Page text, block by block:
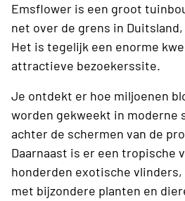
Emsflower is een groot
net over de grens in
Het is tegelijk een enorme
attractieve bezoekerssite.
Je ontdekt er hoe miljoenen
worden gekweekt in moderne
achter de schermen van de
Daarnaast is er een tropische
honderden exotische
met bijzondere planten en